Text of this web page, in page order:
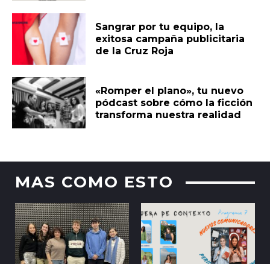
Sangrar por tu equipo, la
exitosa campaña publicitaria
de la Cruz Roja
«Romper el plano», tu nuevo
pódcast sobre cómo la ficción
transforma nuestra realidad
MAS COMO ESTO